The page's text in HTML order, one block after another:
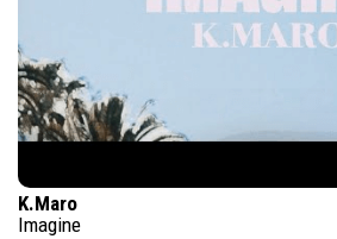
K.Maro
Imagine